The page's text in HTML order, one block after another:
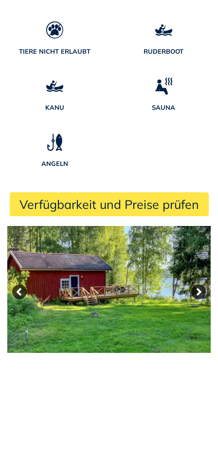
TIERE NICHT ERLAUBT RUDERBOOT
KANU SAUNA
ANGELN
Verfügbarkeit und Preise prüfen